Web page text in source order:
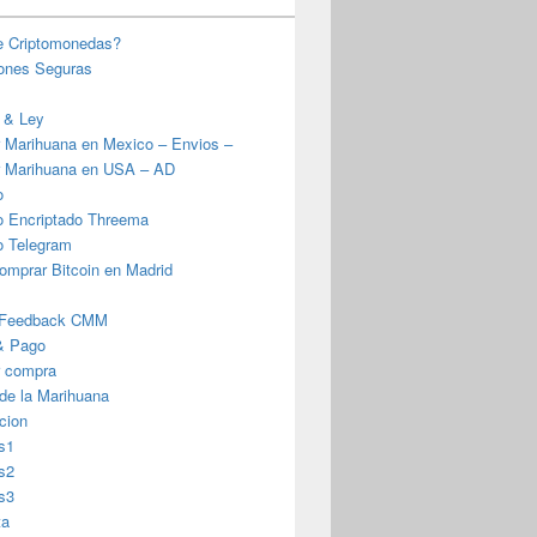
Criptomonedas?
Seguras
Ley
Marihuana en Mexico – Envios –
Marihuana en USA – AD
Encriptado Threema
Telegram
Bitcoin en Madrid
CMM
Pago
la Marihuana